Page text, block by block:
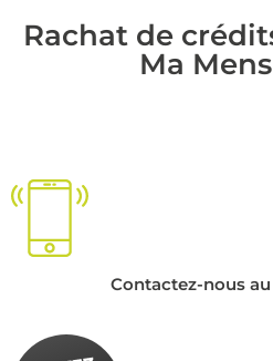
Rachat de
Ma
Contactez-nous au